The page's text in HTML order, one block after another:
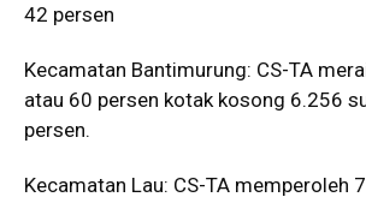
42 persen
Kecamatan Bantimurung: CS-TA
atau 60 persen kotak kosong 6.256
persen.
Kecamatan Lau: CS-TA memperoleh